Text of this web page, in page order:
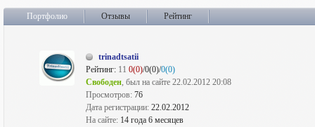
Портфолио Отзывы Рейтинг
trinadtsatii
Рейтинг: 11 0(0)/0(0)/0(0)
Свободен, был на сайте 22.02.2012 20:08
Просмотров: 76
Дата регистрации: 22.02.2012
На сайте: 14 года 6 месяцев